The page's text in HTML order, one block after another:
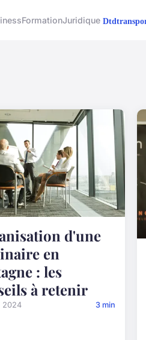
FormationJuridique
d'une
en
: les
à retenir
2024 3 min